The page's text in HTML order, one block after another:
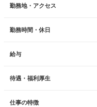
勤務地・アクセス
勤務時間・休日
給与
待遇・福利厚生
仕事の特徴